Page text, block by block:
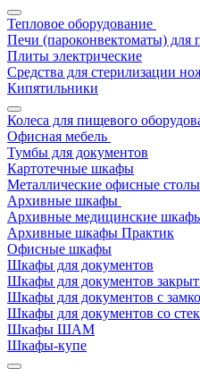
Тепловое оборудование
Печи (пароконвектоматы) для
Плиты электрические
Средства для стерилизации
Кипятильники
Колеса для пищевого
Офисная мебель
Тумбы для документов
Картотечные шкафы
Металлические офисные столы
Архивные шкафы
Архивные медицинские
Архивные шкафы Практик
Офисные шкафы
Шкафы для документов
Шкафы для документов
Шкафы для документов с
Шкафы для документов со
Шкафы ШАМ
Шкафы-купе